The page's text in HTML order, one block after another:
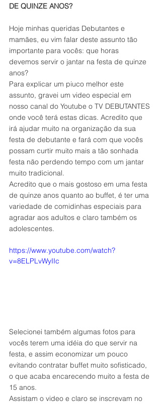
DE QUINZE ANOS?
Hoje minhas queridas Debutantes e
mamães, eu vim falar deste assunto tão
importante para vocês: que horas
devemos servir o jantar na festa de quinze
anos?
Para explicar um piuco melhor este
assunto, gravei um video especial em
nosso canal do Youtube o TV DEBUTANTES
onde você terá estas dicas. Acredito que
irá ajudar muito na organização da sua
festa de debutante e fará com que vocês
possam curtir muito mais a tão sonhada
festa não perdendo tempo com um jantar
muito tradicional.
Acredito que o mais gostoso em uma festa
de quinze anos quanto ao buffet, é ter uma
variedade de comidinhas especiais para
agradar aos adultos e claro também os
adolescentes.
https://www.youtube.com/watch?
v=8ELPLvWyIIc
Selecionei também algumas fotos para
vocês terem uma idéia do que servir na
festa, e assim economizar um pouco
evitando contratar buffet muito sofisticado,
o que acaba encarecendo muito a festa de
15 anos.
Assistam o video e claro se inscrevam no